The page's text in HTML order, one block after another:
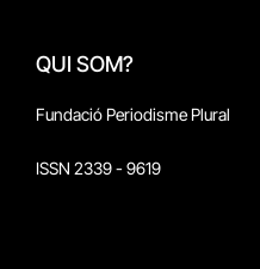
QUI SOM?
Fundació Periodisme Plural
ISSN 2339 - 9619